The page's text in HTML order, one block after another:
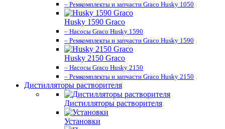
– Ремкомплекты и запчасти Graco Husky 1050
Husky 1590 Graco
– Насосы Graco Husky 1590
– Ремкомплекты и запчасти Graco Husky 1590
Husky 2150 Graco
– Насосы Graco Husky 2150
– Ремкомплекты и запчасти Graco Husky 2150
Дистилляторы растворителя
Дистилляторы растворителя
Установки